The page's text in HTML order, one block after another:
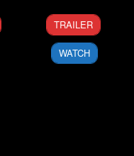
27
Sep
2015
Aaron
Rookus
TRAILER
WATCH